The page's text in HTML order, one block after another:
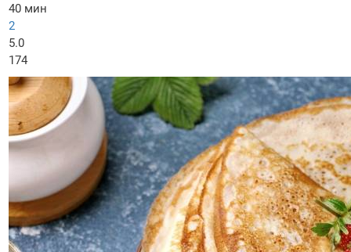
40 мин
2
5.0
174